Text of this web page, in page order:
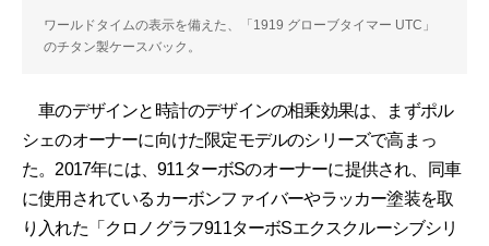
ワールドタイムの表示を備えた、「1919 グローブタイマー UTC」
のチタン製ケースバック。
車のデザインと時計のデザインの相乗効果は、まずポル
シェのオーナーに向けた限定モデルのシリーズで高まっ
た。2017年には、911ターボSのオーナーに提供され、同車
に使用されているカーボンファイバーやラッカー塗装を取
り入れた「クロノグラフ911ターボSエクスクルーシブシリ